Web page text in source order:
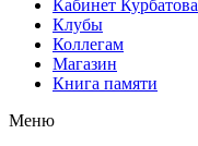
Кабинет Курбатова
Клубы
Коллегам
Магазин
Книга памяти
Меню